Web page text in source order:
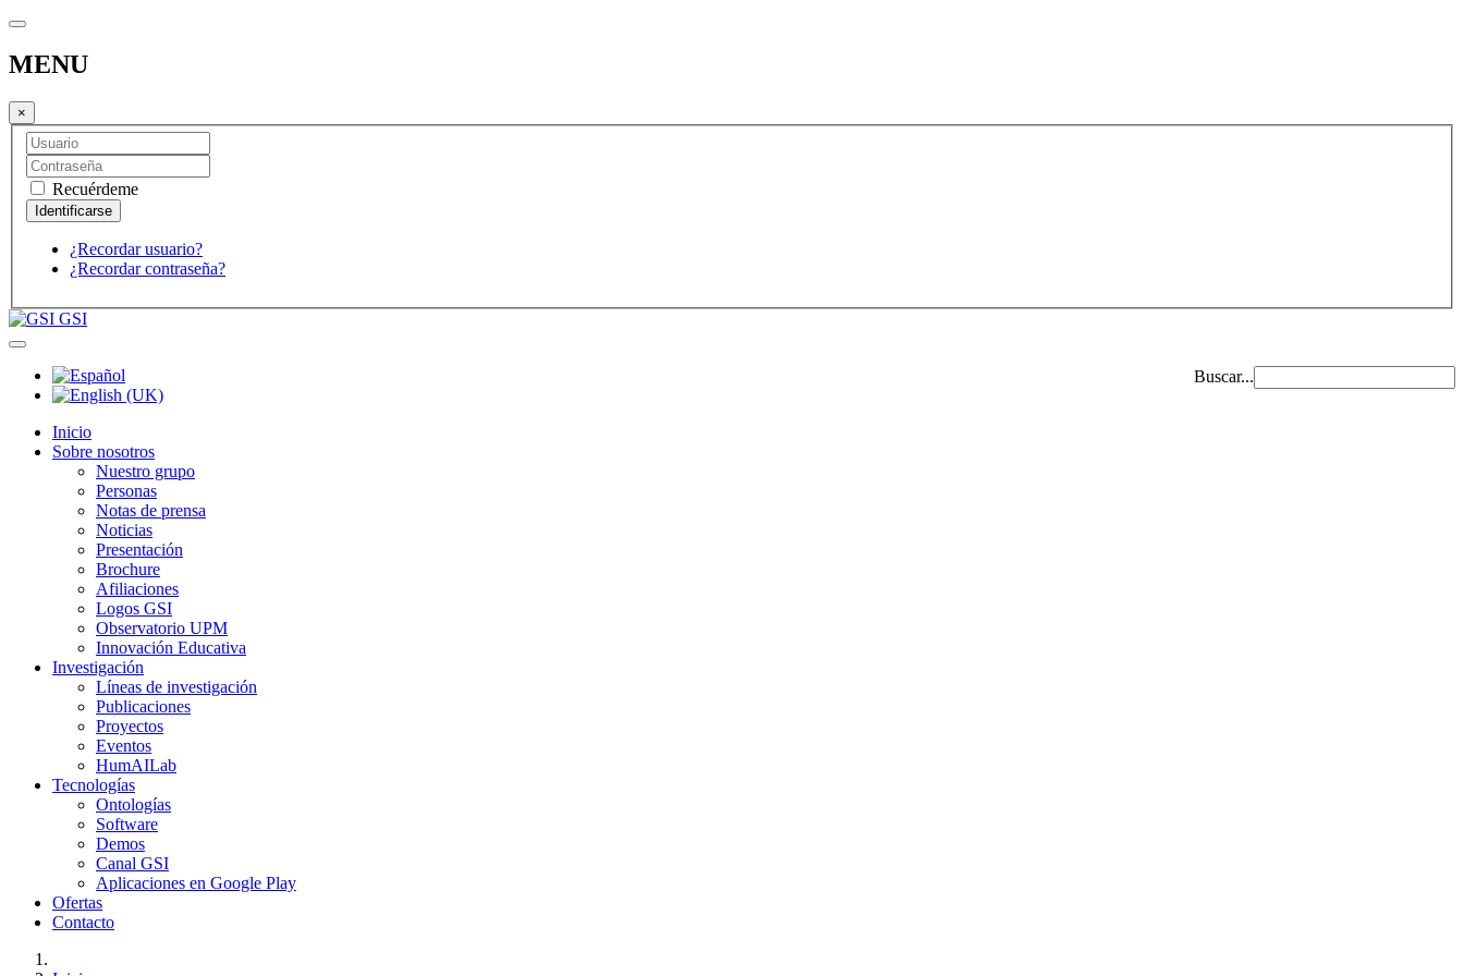
MENU
×
Recuérdeme
¿Recordar usuario?
¿Recordar contraseña?
GSI
Buscar...
Inicio
Sobre nosotros
Nuestro grupo
Personas
Notas de prensa
Noticias
Presentación
Brochure
Afiliaciones
Logos GSI
Observatorio UPM
Innovación Educativa
Investigación
Líneas de investigación
Publicaciones
Proyectos
Eventos
HumAILab
Tecnologías
Ontologías
Software
Demos
Canal GSI
Aplicaciones en Google Play
Ofertas
Contacto